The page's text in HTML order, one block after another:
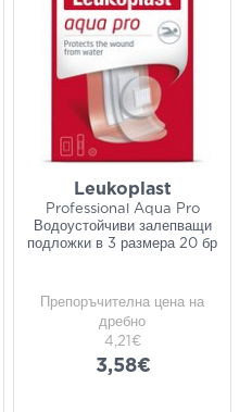
Leukoplast
Professional Aqua Pro
Водоустойчиви залепващи
подложки в 3 размера 20 бр
Препоръчителна цена на
дребно
4,21€
3,58€